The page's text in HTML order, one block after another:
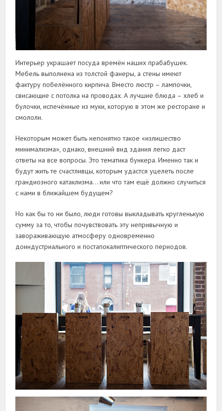
Интерьер украшает посуда времён наших прабабушек.
Мебель выполнена из толстой фанеры, а стены имеют
фактуру побелённого кирпича. Вместо люстр – лампочки,
свисающие с потолка на проводах. А лучшие блюда – хлеб и
булочки, испечённые из муки, которую в этом же ресторане и
смололи.
Некоторым может быть непонятно такое «излишество
минимализма», однако, внешний вид здания легко даст
ответы на все вопросы. Это тематика бункера. Именно так и
будут жить те счастливцы, которым удастся уцелеть после
грандиозного катаклизма… или что там ещё должно случиться
с нами в ближайшем будущем?
Но как бы то ни было, люди готовы выкладывать кругленькую
сумму за то, чтобы почувствовать эту непривычную и
завораживающую атмосферу одновременно
доиндустриального и постапокалиптического периодов.